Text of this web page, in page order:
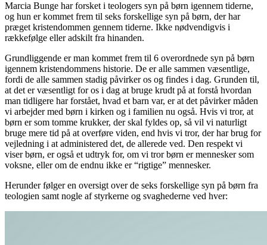
Marcia Bunge har forsket i teologers syn på børn igennem tiderne,
og hun er kommet frem til seks forskellige syn på børn, der har
præget kristendommen gennem tiderne. Ikke nødvendigvis i
rækkefølge eller adskilt fra hinanden.
Grundliggende er man kommet frem til 6 overordnede syn på børn
igennem kristendommens historie. De er alle sammen væsentlige,
fordi de alle sammen stadig påvirker os og findes i dag. Grunden til,
at det er væsentligt for os i dag at bruge krudt på at forstå hvordan
man tidligere har forstået, hvad et barn var, er at det påvirker måden
vi arbejder med børn i kirken og i familien nu også. Hvis vi tror, at
børn er som tomme krukker, der skal fyldes op, så vil vi naturligt
bruge mere tid på at overføre viden, end hvis vi tror, der har brug for
vejledning i at administered det, de allerede ved. Den respekt vi
viser børn, er også et udtryk for, om vi tror børn er mennesker som
voksne, eller om de endnu ikke er “rigtige” mennesker.
Herunder følger en oversigt over de seks forskellige syn på børn fra
teologien samt nogle af styrkerne og svaghederne ved hver: